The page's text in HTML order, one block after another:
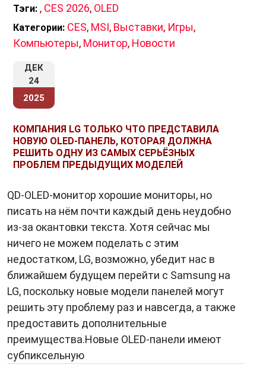
Тэги: , CES 2026, OLED
Категории: CES, MSI, Выставки, Игры,
Компьютеры, Монитор, Новости
ДЕК
24
2025
КОМПАНИЯ LG ТОЛЬКО ЧТО ПРЕДСТАВИЛА
НОВУЮ OLED-ПАНЕЛЬ, КОТОРАЯ ДОЛЖНА
РЕШИТЬ ОДНУ ИЗ САМЫХ СЕРЬЁЗНЫХ
ПРОБЛЕМ ПРЕДЫДУЩИХ МОДЕЛЕЙ
QD-OLED-монитор хорошие мониторы, но
писать на нём почти каждый день неудобно
из-за окантовки текста. Хотя сейчас мы
ничего не можем поделать с этим
недостатком, LG, возможно, убедит нас в
ближайшем будущем перейти с Samsung на
LG, поскольку новые модели панелей могут
решить эту проблему раз и навсегда, а также
предоставить дополнительные
преимущества.Новые OLED-панели имеют
субпиксельную